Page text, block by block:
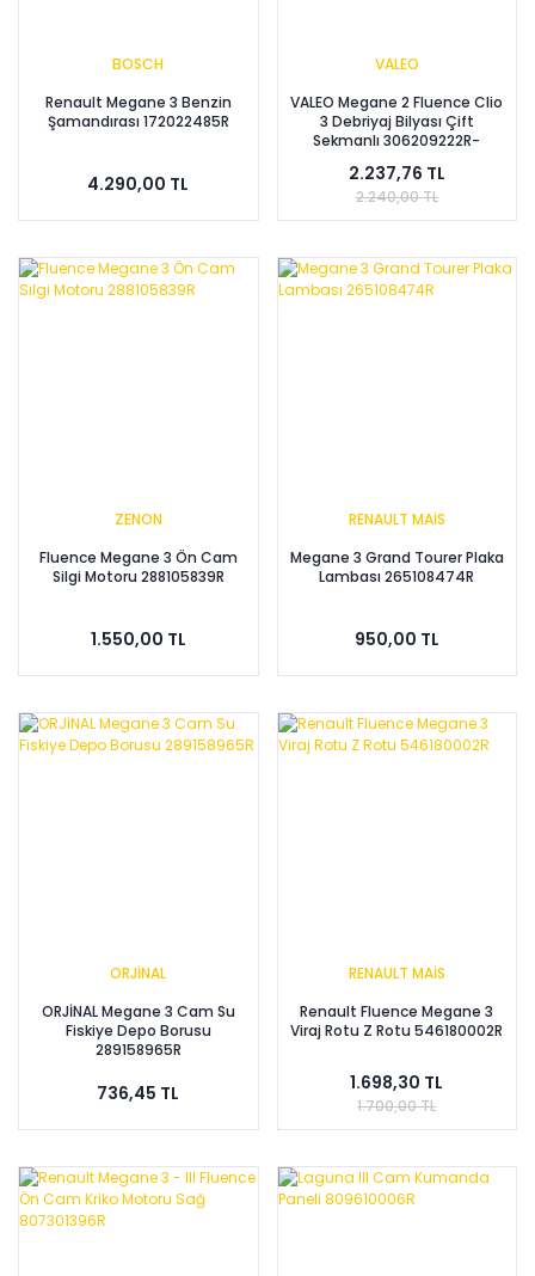
BOSCH
Renault Megane 3 Benzin
Şamandırası 172022485R
4.290,00 TL
VALEO
VALEO Megane 2 Fluence Clio
3 Debriyaj Bilyası Çift
Sekmanlı 306209222R-
2.237,76 TL
2.240,00 TL
ZENON
Fluence Megane 3 Ön Cam
Silgi Motoru 288105839R
1.550,00 TL
RENAULT MAİS
Megane 3 Grand Tourer Plaka
Lambası 265108474R
950,00 TL
ORJİNAL
ORJİNAL Megane 3 Cam Su
Fiskiye Depo Borusu
289158965R
736,45 TL
RENAULT MAİS
Renault Fluence Megane 3
Viraj Rotu Z Rotu 546180002R
1.698,30 TL
1.700,00 TL